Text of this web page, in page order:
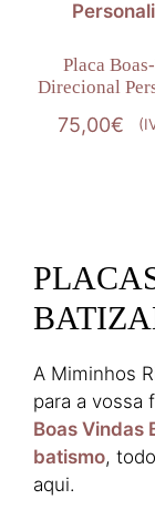
Placa
Direcional
75,00€
A Miminhos
para a vossa
Boas Vindas
batismo,
aqui.